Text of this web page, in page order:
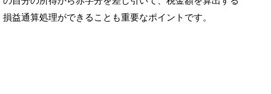
損益通算処理ができることも重要なポイントです。